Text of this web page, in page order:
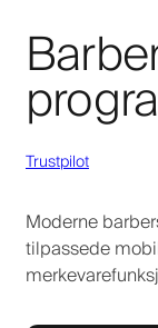
Trustpilot
Moderne
tilpassede